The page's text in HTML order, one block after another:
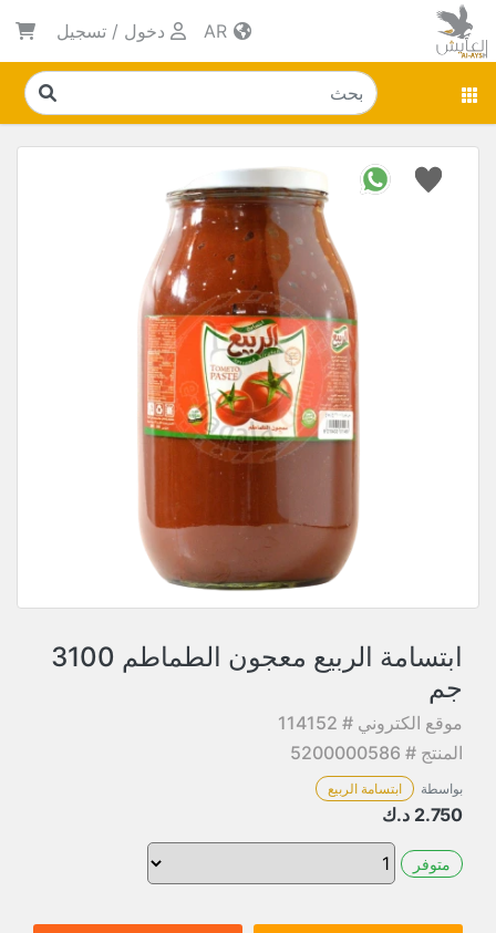
دخول / تسجيل
ابتسامة الربيع معجون الطماطم 3100
جم
موقع الكتروني # 114152
المنتج # 5200000586
بواسطة ابتسامة الربيع
2.750 د.ك
متوفر